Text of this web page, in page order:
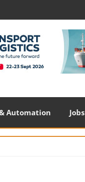
Automation Jobs